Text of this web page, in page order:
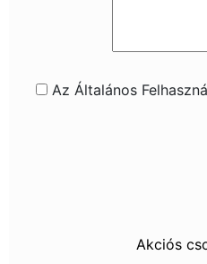
Az Általános
Akciós